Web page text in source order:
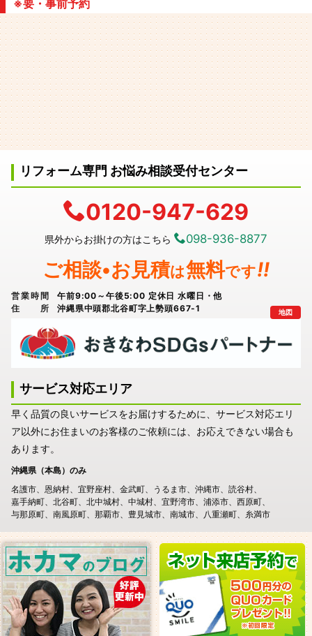
※要・事前予約
リフォーム専門 お悩み相談受付センター
0120-947-629
県外からお掛けの方はこちら 098-936-8877
ご相談•お見積は無料です!!
営業時間
午前9:00～午後5:00 定休日 水曜日・他
住所
沖縄県中頭郡北谷町字上勢頭667-1 地図
サービス対応エリア
早く品質の良いサービスをお届けするために、サービス対応エリ
ア以外にお住まいのお客様のご依頼には、お応えできない場合も
あります。
沖縄県（本島）のみ
名護市
恩納村 宜野座村 金武町 うるま市 沖縄市
読谷村
嘉手納町
北谷町 北中城村 中城村 宜野湾市 浦添市
西原町
与那原町
南風原町 那覇市 豊見城市 南城市 八重瀬町 糸満市